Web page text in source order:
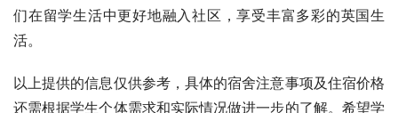
们在留学生活中更好地融入社区，享受丰富多彩的英国生
活。
以上提供的信息仅供参考，具体的宿舍注意事项及住宿价格
还需根据学生个体需求和实际情况做进一步的了解。希望学